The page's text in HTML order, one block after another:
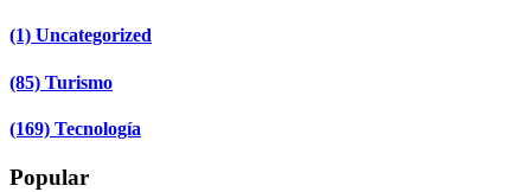
(1) Uncategorized
(85) Turismo
(169) Tecnología
Popular